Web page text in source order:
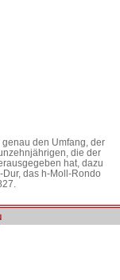
den Umfang, der
die der
hat, dazu
Dur, das h-Moll-Rondo